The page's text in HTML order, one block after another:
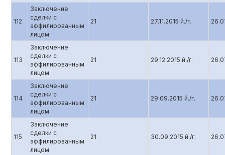
112
Заключение
сделки с
аффилированным
лицом
21 27.11.2015 й./г.
113
Заключение
сделки с
аффилированным
лицом
21 29.12.2015 й./г.
114
Заключение
сделки с
аффилированным
лицом
21 29.09.2015 й./г.
115
Заключение
сделки с
аффилированным
лицом
21 30.09.2015 й./г.